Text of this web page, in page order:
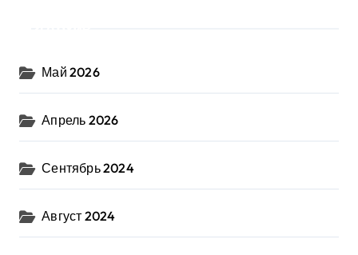
Май 2026
Апрель 2026
Сентябрь 2024
Август 2024